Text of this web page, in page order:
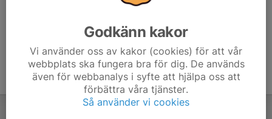
Godkänn kakor
Vi använder oss av kakor (cookies) för att vår
webbplats ska fungera bra för dig. De används
även för webbanalys i syfte att hjälpa oss att
förbättra våra tjänster.
Så använder vi cookies